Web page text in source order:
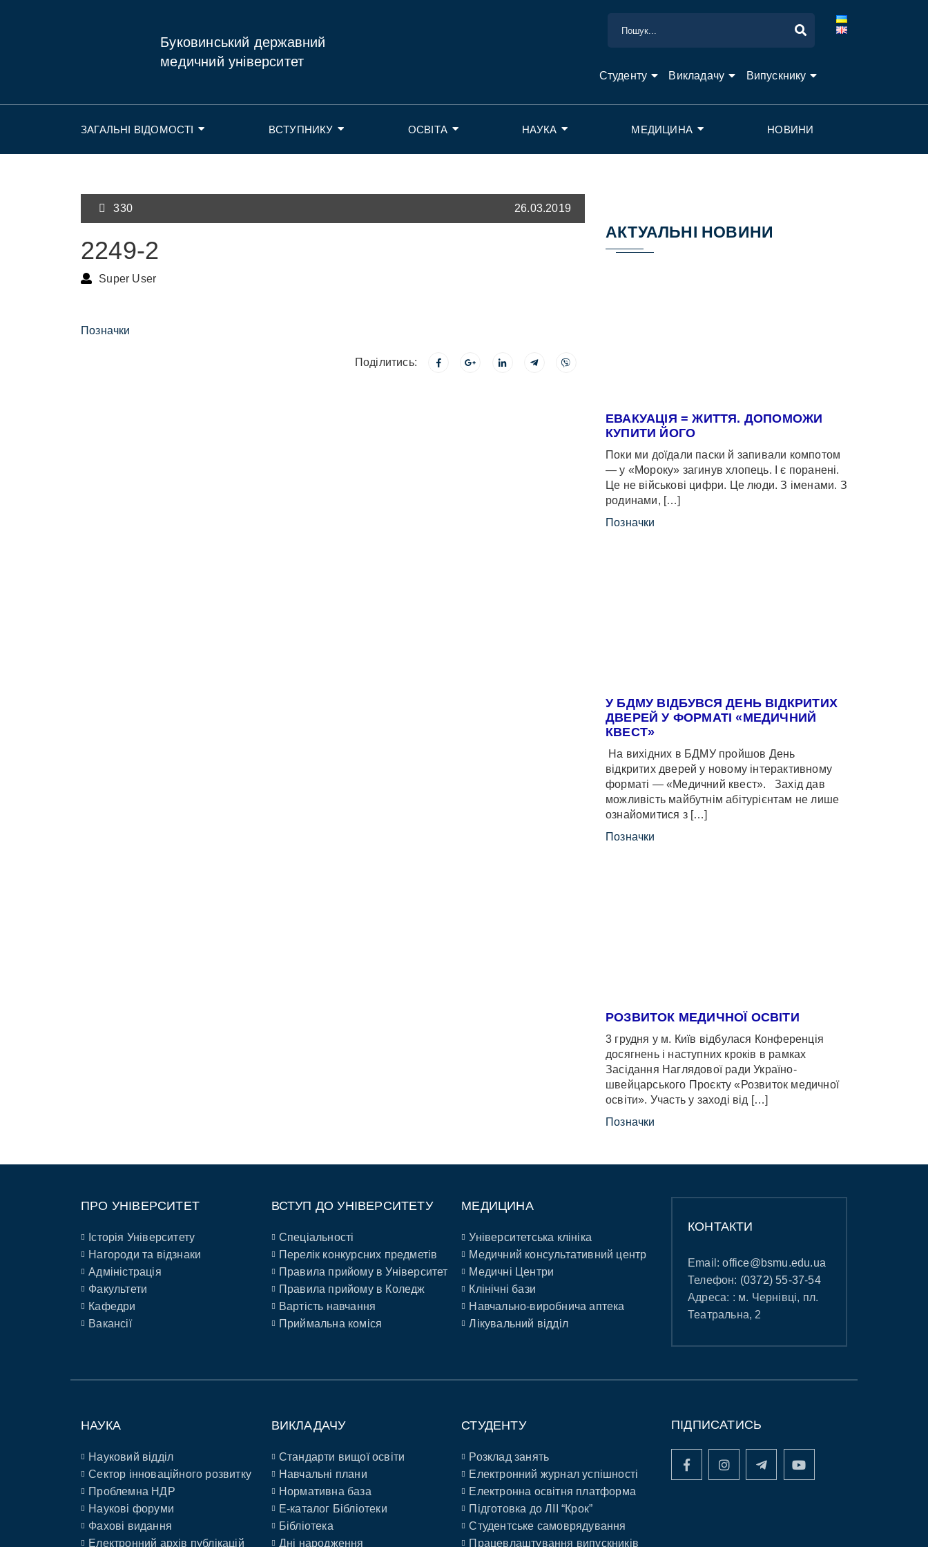
Буковинський державний
медичний університет
Студенту Викладачу Випускнику
ЗАГАЛЬНІ ВІДОМОСТІ ВСТУПНИКУ ОСВІТА НАУКА МЕДИЦИНА НОВИНИ
330 26.03.2019
2249-2
Super User
Позначки
Поділитись:
АКТУАЛЬНІ НОВИНИ
ЕВАКУАЦІЯ = ЖИТТЯ. ДОПОМОЖИ
КУПИТИ ЙОГО
Поки ми доїдали паски й запивали компотом
— у «Мороку» загинув хлопець. І є поранені.
Це не військові цифри. Це люди. З іменами. З
родинами, […]
Позначки
У БДМУ ВІДБУВСЯ ДЕНЬ ВІДКРИТИХ
ДВЕРЕЙ У ФОРМАТІ «МЕДИЧНИЙ
КВЕСТ»
На вихідних в БДМУ пройшов День
відкритих дверей у новому інтерактивному
форматі — «Медичний квест». Захід дав
можливість майбутнім абітурієнтам не лише
ознайомитися з […]
Позначки
РОЗВИТОК МЕДИЧНОЇ ОСВІТИ
3 грудня у м. Київ відбулася Конференція
досягнень і наступних кроків в рамках
Засідання Наглядової ради Україно-
швейцарського Проєкту «Розвиток медичної
освіти». Участь у заході від […]
Позначки
ПРО УНІВЕРСИТЕТ
Історія Університету
Нагороди та відзнаки
Адміністрація
Факультети
Кафедри
Вакансії
ВСТУП ДО УНІВЕРСИТЕТУ
Спеціальності
Перелік конкурсних предметів
Правила прийому в Університет
Правила прийому в Коледж
Вартість навчання
Приймальна коміся
МЕДИЦИНА
Університетська клініка
Медичний консультативний центр
Медичні Центри
Клінічні бази
Навчально-виробнича аптека
Лікувальний відділ
КОНТАКТИ
Email:office@bsmu.edu.ua
Телефон: (0372) 55-37-54
Адреса: : м. Чернівці, пл.
Театральна, 2
НАУКА
Науковий відділ
Сектор інноваційного розвитку
Проблемна НДР
Наукові форуми
Фахові видання
Електронний архів публікацій
ВИКЛАДАЧУ
Стандарти вищої освіти
Навчальні плани
Нормативна база
E-каталог Бібліотеки
Бібліотека
Дні народження
СТУДЕНТУ
Розклад занять
Електронний журнал успішності
Електронна освітня платформа
Підготовка до ЛІІ “Крок”
Студентське самоврядування
Працевлаштування випускників
ПІДПИСАТИСЬ